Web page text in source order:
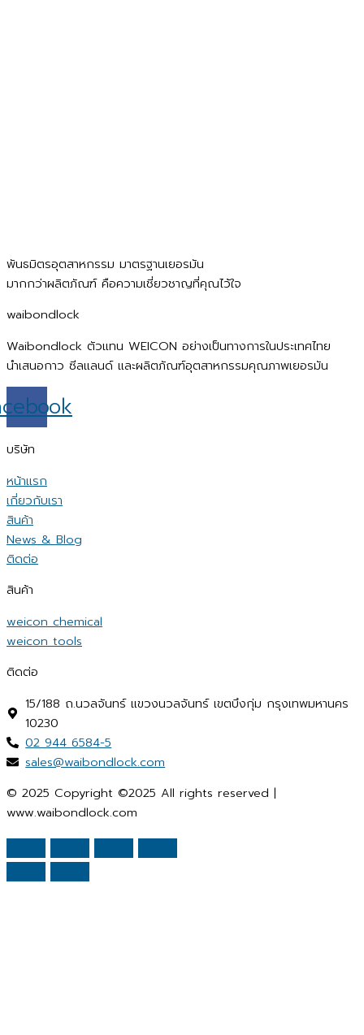
พันธมิตรอุตสาหกรรม มาตรฐานเยอรมัน
มากกว่าผลิตภัณฑ์ คือความเชี่ยวชาญที่คุณไว้ใจ
waibondlock
Waibondlock ตัวแทน WEICON อย่างเป็นทางการในประเทศไทย
นำเสนอกาว ซีลแลนด์ และผลิตภัณฑ์อุตสาหกรรมคุณภาพเยอรมัน
บริษัท
หน้าแรก
เกี่ยวกับเรา
สินค้า
News & Blog
ติดต่อ
สินค้า
weicon chemical
weicon tools
ติดต่อ
15/188 ถ.นวลจันทร์ แขวงนวลจันทร์ เขตบึงกุ่ม กรุงเทพมหานคร
10230
02 944 6584-5
sales@waibondlock.com
© 2025 Copyright ©2025 All rights reserved |
www.waibondlock.com